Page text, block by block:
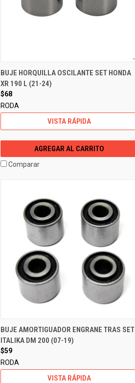
BUJE HORQUILLA OSCILANTE SET HONDA
XR 190 L (21-24)
$68
RODA
VISTA RÁPIDA
AGREGAR AL CARRITO
Comparar
BUJE AMORTIGUADOR ENGRANE TRAS SET
ITALIKA DM 200 (07-19)
$59
RODA
VISTA RÁPIDA